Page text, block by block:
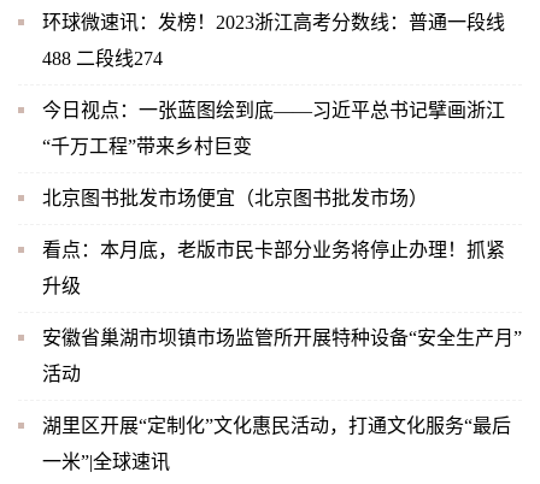
环球微速讯：发榜！2023浙江高考分数线：普通一段线
488 二段线274
今日视点：一张蓝图绘到底——习近平总书记擘画浙江
“千万工程”带来乡村巨变
北京图书批发市场便宜（北京图书批发市场）
看点：本月底，老版市民卡部分业务将停止办理！抓紧
升级
安徽省巢湖市坝镇市场监管所开展特种设备“安全生产月”
活动
湖里区开展“定制化”文化惠民活动，打通文化服务“最后
一米”|全球速讯